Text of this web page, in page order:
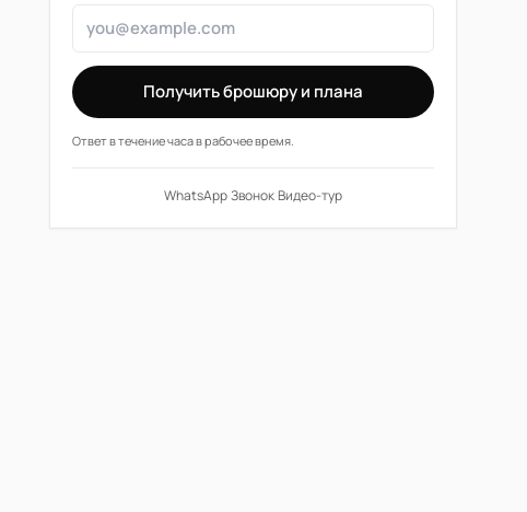
Получить брошюру и плана
Ответ в течение часа в рабочее время.
WhatsApp·Звонок·Видео-тур